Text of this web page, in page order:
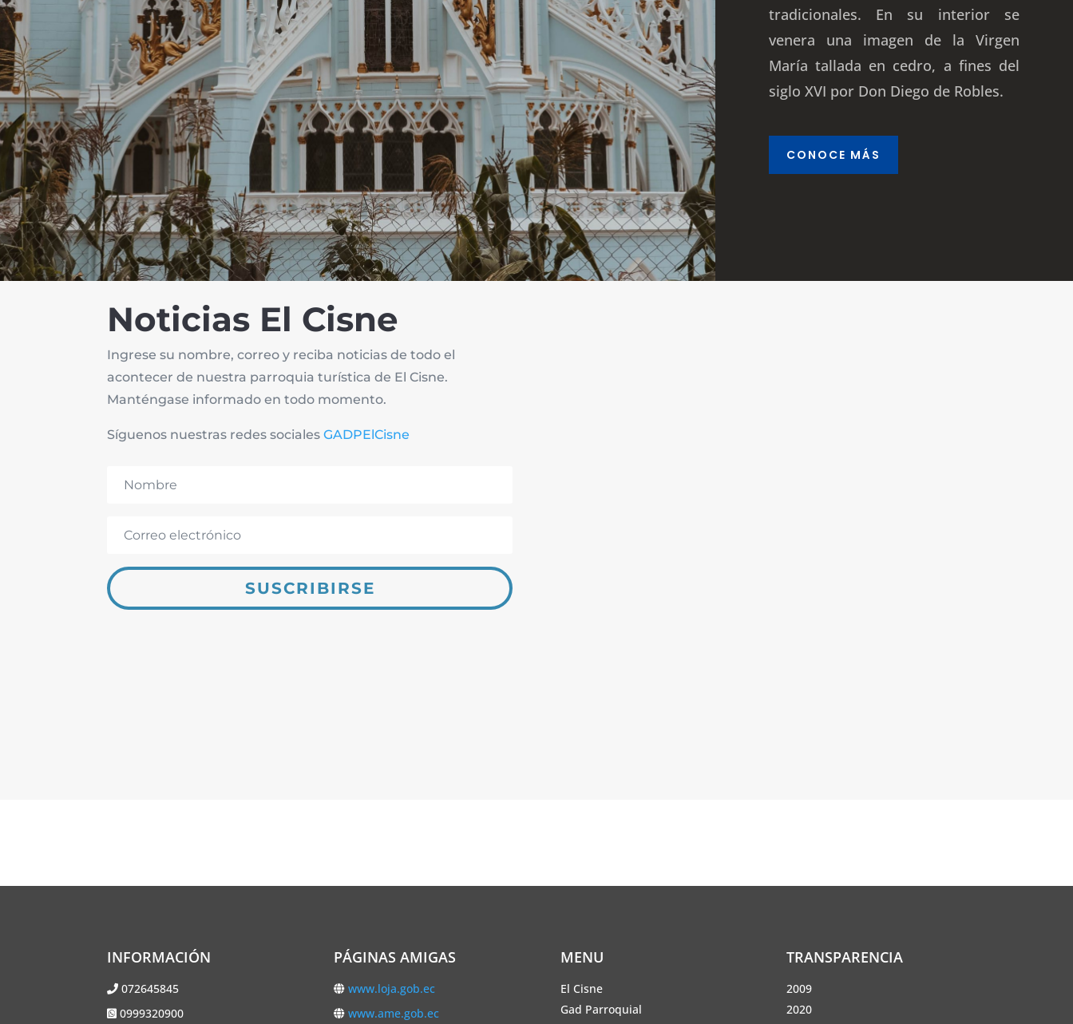
tradicionales. En su interior se
venera una imagen de la Virgen
María tallada en cedro, a fines del
siglo XVI por Don Diego de Robles.
CONOCE MÁS
Noticias El Cisne
Ingrese su nombre, correo y reciba noticias de todo el
acontecer de nuestra parroquia turística de El Cisne.
Manténgase informado en todo momento.
Síguenos nuestras redes socialesGADPElCisne
SUSCRIBIRSE
INFORMACIÓN
072645845
0999320900
PÁGINAS AMIGAS
www.loja.gob.ec
www.ame.gob.ec
MENU
El Cisne
Gad Parroquial
TRANSPARENCIA
2009
2020